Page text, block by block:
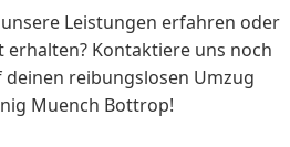
Leistungen erfahren oder
erhalten? Kontaktiere uns noch
reibungslosen Umzug
Muench Bottrop!